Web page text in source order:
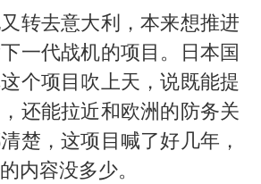
转去意大利，本来想推进
一代战机的项目。日本国
个项目吹上天，说既能提
还能拉近和欧洲的防务关
楚，这项目喊了好几年，
内容没多少。